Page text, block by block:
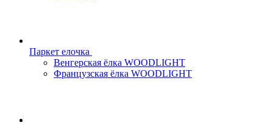
Паркет елочка
Венгерская ёлка WOODLIGHT
Французская ёлка WOODLIGHT